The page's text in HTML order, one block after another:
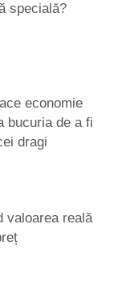
specială?
economie
bucuria de a fi
dragi
valoarea reală